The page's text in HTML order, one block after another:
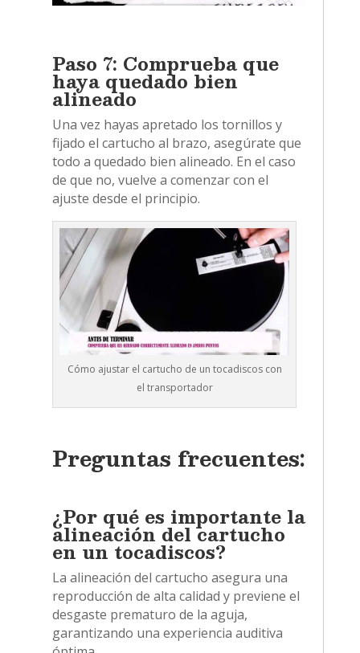
Paso 7: Comprueba que
haya quedado bien
alineado
Una vez hayas apretado los tornillos y
fijado el cartucho al brazo, asegúrate que
todo a quedado bien alineado. En el caso
de que no, vuelve a comenzar con el
ajuste desde el principio.
Cómo ajustar el cartucho de un tocadiscos con
el transportador
Preguntas frecuentes:
¿Por qué es importante la
alineación del cartucho
en un tocadiscos?
La alineación del cartucho asegura una
reproducción de alta calidad y previene el
desgaste prematuro de la aguja,
garantizando una experiencia auditiva